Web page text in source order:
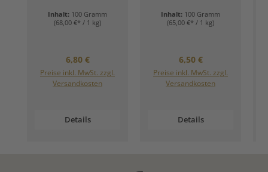
Inhalt: 100 Gramm
(68,00 €* / 1 kg)
Regulärer Preis:
6,80 €
Preise inkl. MwSt. zzgl.
Versandkosten
Details
Inhalt: 100 Gramm
(65,00 €* / 1 kg)
Regulärer Preis:
6,50 €
Preise inkl. MwSt. zzgl.
Versandkosten
Details